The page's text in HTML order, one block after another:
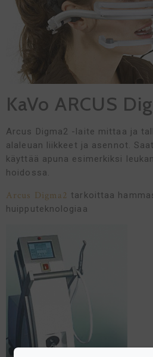
KaVo ARCUS
Arcus Digma2 -laite mittaa ja
alaleuan liikkeet ja asennot.
käyttää apuna esimerkiksi
hoidossa.
Arcus Digma2 tarkoittaa
huipputeknologiaa